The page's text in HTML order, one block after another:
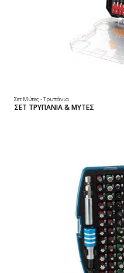
Σετ Μύτες - Τρυπάνια
ΣΕΤ ΤΡΥΠΑΝΙΑ & ΜΥΤΕΣ